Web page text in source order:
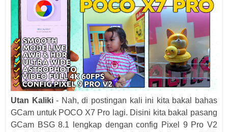
Utan Kaliki- Nah, di postingan kali ini kita bakal bahas
GCam untuk POCO X7 Pro lagi. Disini kita bakal pasang
GCam BSG 8.1 lengkap dengan config Pixel 9 Pro V2